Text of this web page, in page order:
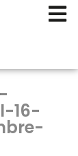
16-